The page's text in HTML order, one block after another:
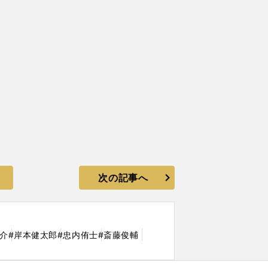
次の記事へ
#岸本健太郎#忠内侑士#斎藤俊輔